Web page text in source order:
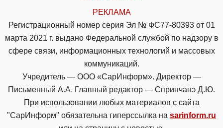
РЕКЛАМА
Регистрационный номер серия Эл № ФС77-80393 от 01
марта 2021 г. выдано Федеральной службой по надзору в
сфере связи, информационных технологий и массовых
коммуникаций.
Учредитель — ООО «СарИнформ». Директор —
Письменный А.А. Главный редактор — Спринчанэ Д.Ю.
При использовании любых материалов с сайта
"СарИнформ" обязательна гиперссылка на sarinform.ru